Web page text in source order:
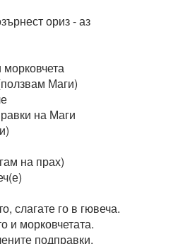
ориз - аз
морковчета
Маги)
на Маги
на прах)
слагате го в гювеча.
и морковчетата.
подправки,